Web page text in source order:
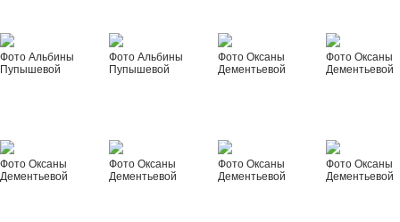
Фото Альбины
Пупышевой
Фото Альбины
Пупышевой
Фото Оксаны
Дементьевой
Фото Оксаны
Дементьевой
Фото Оксаны
Дементьевой
Фото Оксаны
Дементьевой
Фото Оксаны
Дементьевой
Фото Оксаны
Дементьевой